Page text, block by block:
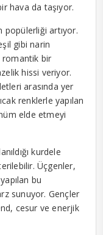
hava da taşıyor.
popülerliği artıyor.
gibi narin
romantik bir
hissi veriyor.
arasında yer
renklerle yapılan
elde etmeyi
kurdele
Üçgenler,
bu
sunuyor. Gençler
cesur ve enerjik